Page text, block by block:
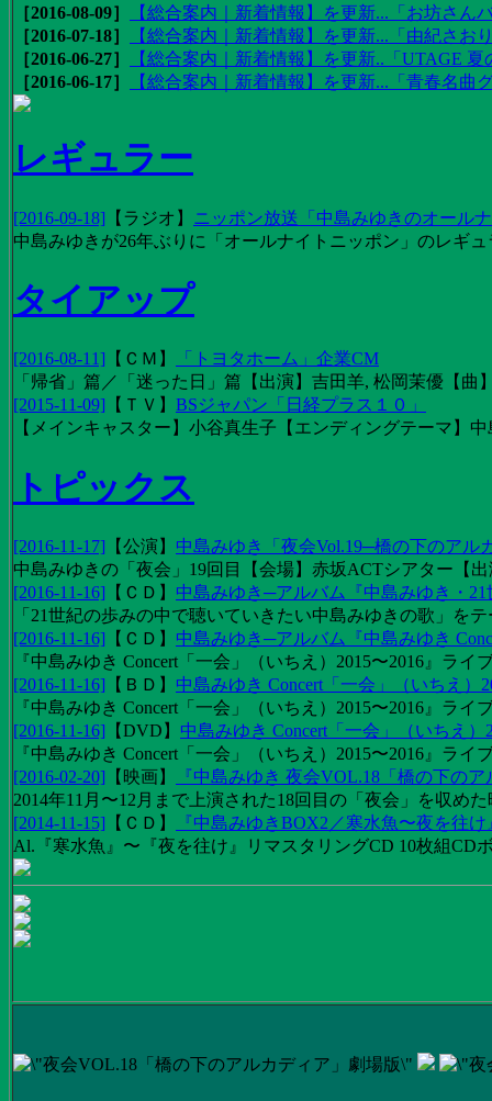
［2016-08-09］
【総合案内｜新着情報】を更新...「お坊さ
［2016-07-18］
【総合案内｜新着情報】を更新...「由紀さお
［2016-06-27］
【総合案内｜新着情報】を更新..「UTAGE
［2016-06-17］
【総合案内｜新着情報】を更新...「青春名
レギュラー
[2016-09-18] 【 ラジオ 】 ニッポン放送「中島みゆきのオール
中島みゆきが26年ぶりに「オールナイトニッポン」のレギ
タイアップ
[2016-08-11] 【 ＣＭ 】
「トヨタホーム」企業CM
「帰省」篇／「迷った日」篇【出演】吉田羊, 松岡茉優【
[2015-11-09] 【 ＴＶ 】 BSジャパン「日経プラス１０」
【メインキャスター】小谷真生子【エンディングテーマ】
トピックス
[2016-11-17] 【公演】 中島みゆき「夜会Vol.19─橋の下のアル
中島みゆきの「夜会」19回目【会場】赤坂ACTシアター【
[2016-11-16] 【 ＣＤ 】 中島みゆき─アルバム『中島みゆき・
「21世紀の歩みの中で聴いていきたい中島みゆきの歌」を
[2016-11-16] 【 ＣＤ 】 中島みゆき─アルバム『中島みゆき
『中島みゆき Concert「一会」（いちえ）2015〜2016』ラ
[2016-11-16] 【 ＢＤ 】 中島みゆき Concert「一会」（いちえ）
『中島みゆき Concert「一会」（いちえ）2015〜2016』ラ
[2016-11-16] 【DVD 】 中島みゆき Concert「一会」（いちえ）
『中島みゆき Concert「一会」（いちえ）2015〜2016』ラ
[2016-02-20] 【 映画】
『中島みゆき 夜会VOL.18「橋の下の
2014年11月〜12月まで上演された18回目の「夜会」を収め
[2014-11-15] 【 ＣＤ 】
『中島みゆきBOX2／寒水魚〜夜を往
Al.『寒水魚』〜『夜を往け』リマスタリングCD 10枚組CD